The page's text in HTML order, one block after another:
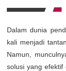
Dalam dunia
kali menjadi
Namun,
solusi yang efektif